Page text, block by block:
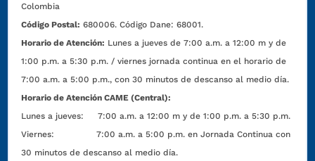
Colombia
Código Postal: 680006. Código Dane: 68001.
Horario de Atención: Lunes a jueves de 7:00 a.m. a 12:00 m y de
1:00 p.m. a 5:30 p.m. / viernes jornada continua en el horario de
7:00 a.m. a 5:00 p.m., con 30 minutos de descanso al medio día.
Horario de Atención CAME (Central):
Lunes a jueves: 7:00 a.m. a 12:00 m y de 1:00 p.m. a 5:30 p.m.
Viernes: 7:00 a.m. a 5:00 p.m. en Jornada Continua con
30 minutos de descanso al medio día.